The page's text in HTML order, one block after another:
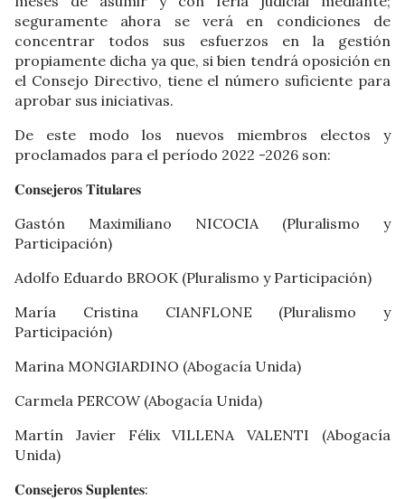
seguramente ahora se verá en condiciones de
concentrar todos sus esfuerzos en la gestión
propiamente dicha ya que, si bien tendrá oposición en
el Consejo Directivo, tiene el número suficiente para
aprobar sus iniciativas.
De este modo los nuevos miembros electos y
proclamados para el período 2022 -2026 son:
𝐂𝐨𝐧𝐬𝐞𝐣𝐞𝐫𝐨𝐬 𝐓𝐢𝐭𝐮𝐥𝐚𝐫𝐞𝐬
Gastón Maximiliano NICOCIA (Pluralismo y
Participación)
Adolfo Eduardo BROOK (Pluralismo y Participación)
María Cristina CIANFLONE (Pluralismo y
Participación)
Marina MONGIARDINO (Abogacía Unida)
Carmela PERCOW (Abogacía Unida)
Martín Javier Félix VILLENA VALENTI (Abogacía
Unida)
𝐂𝐨𝐧𝐬𝐞𝐣𝐞𝐫𝐨𝐬 𝐒𝐮𝐩𝐥𝐞𝐧𝐭𝐞𝐬: